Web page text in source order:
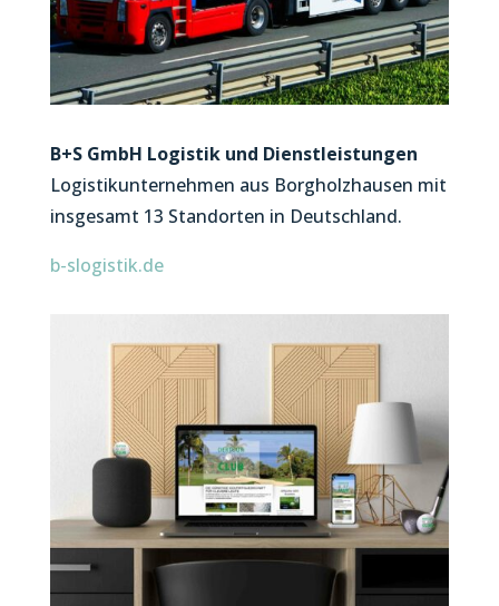
B+S GmbH Logistik und Dienstleistungen
Logistikunternehmen aus Borgholzhausen mit
insgesamt 13 Standorten in Deutschland.
b-slogistik.de